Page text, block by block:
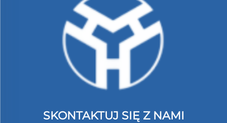
SKONTAKTUJ SIĘ Z NAMI